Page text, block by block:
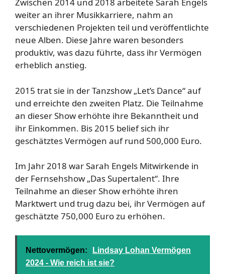
Zwischen 2014 und 2018 arbeitete Sarah Engels
weiter an ihrer Musikkarriere, nahm an
verschiedenen Projekten teil und veröffentlichte
neue Alben. Diese Jahre waren besonders
produktiv, was dazu führte, dass ihr Vermögen
erheblich anstieg.
2015 trat sie in der Tanzshow „Let’s Dance“ auf
und erreichte den zweiten Platz. Die Teilnahme
an dieser Show erhöhte ihre Bekanntheit und
ihr Einkommen. Bis 2015 belief sich ihr
geschätztes Vermögen auf rund 500,000 Euro.
Im Jahr 2018 war Sarah Engels Mitwirkende in
der Fernsehshow „Das Supertalent“. Ihre
Teilnahme an dieser Show erhöhte ihren
Marktwert und trug dazu bei, ihr Vermögen auf
geschätzte 750,000 Euro zu erhöhen.
Nettovermögen:
Lindsay Lohan Vermögen
2024 - Wie reich ist sie?